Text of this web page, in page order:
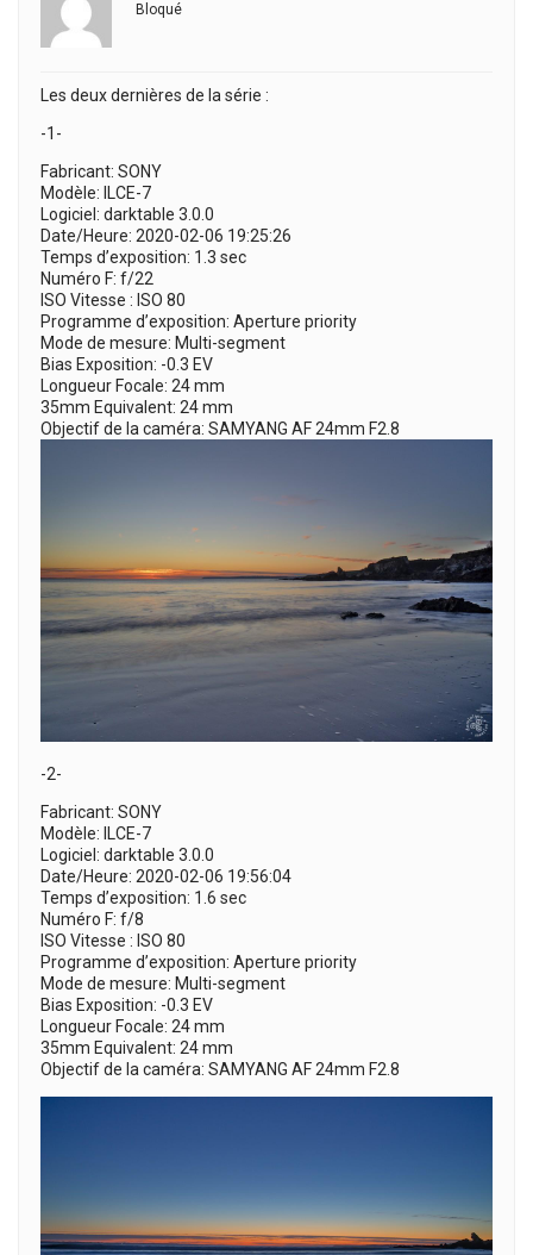
Bloqué
Les deux dernières de la série :
-1-
Fabricant: SONY
Modèle: ILCE-7
Logiciel: darktable 3.0.0
Date/Heure: 2020-02-06 19:25:26
Temps d’exposition: 1.3 sec
Numéro F: f/22
ISO Vitesse : ISO 80
Programme d’exposition: Aperture priority
Mode de mesure: Multi-segment
Bias Exposition: -0.3 EV
Longueur Focale: 24 mm
35mm Equivalent: 24 mm
Objectif de la caméra: SAMYANG AF 24mm F2.8
-2-
Fabricant: SONY
Modèle: ILCE-7
Logiciel: darktable 3.0.0
Date/Heure: 2020-02-06 19:56:04
Temps d’exposition: 1.6 sec
Numéro F: f/8
ISO Vitesse : ISO 80
Programme d’exposition: Aperture priority
Mode de mesure: Multi-segment
Bias Exposition: -0.3 EV
Longueur Focale: 24 mm
35mm Equivalent: 24 mm
Objectif de la caméra: SAMYANG AF 24mm F2.8